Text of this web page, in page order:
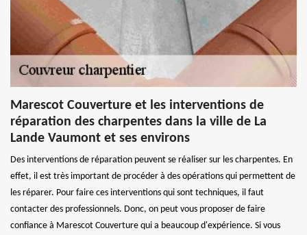
Marescot Couverture et les interventions de
réparation des charpentes dans la ville de La
Lande Vaumont et ses environs
Des interventions de réparation peuvent se réaliser sur les charpentes. En
effet, il est très important de procéder à des opérations qui permettent de
les réparer. Pour faire ces interventions qui sont techniques, il faut
contacter des professionnels. Donc, on peut vous proposer de faire
confiance à Marescot Couverture qui a beaucoup d'expérience. Si vous